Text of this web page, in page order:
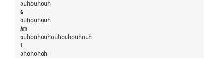
G
Am
F
ohohohoh